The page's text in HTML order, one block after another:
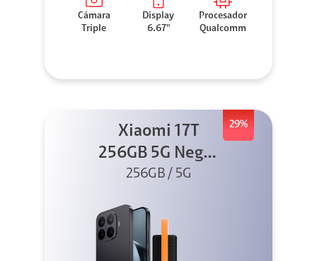
Cámara
Triple
Display
6.67"
Procesador
Qualcomm
29%
Xiaomi 17T
256GB 5G Negro
+ Sound
256GB / 5G